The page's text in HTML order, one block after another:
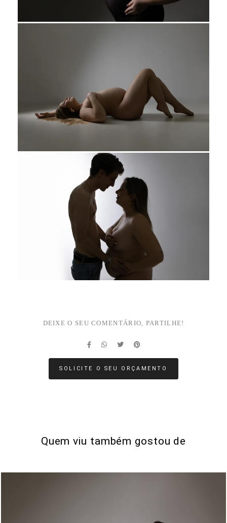
DEIXE O SEU COMENTÁRIO, PARTILHE!
SOLICITE O SEU ORÇAMENTO
Quem viu também gostou de